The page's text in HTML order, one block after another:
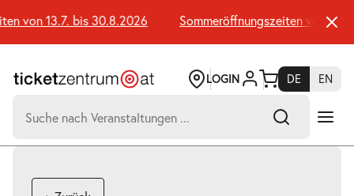
Seiteninhalt
springen
von 13.7. bis 30.8.2026 Sommeröffnungszeiten von
LOGIN DE
EN
nach:
Suchtreffer: